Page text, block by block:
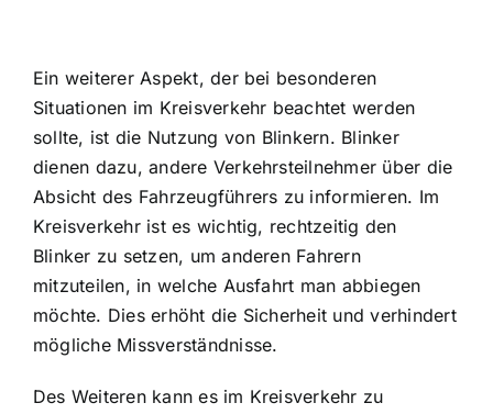
Ein weiterer Aspekt, der bei besonderen
Situationen im Kreisverkehr beachtet werden
sollte, ist die Nutzung von Blinkern. Blinker
dienen dazu, andere Verkehrsteilnehmer über die
Absicht des Fahrzeugführers zu informieren. Im
Kreisverkehr ist es wichtig, rechtzeitig den
Blinker zu setzen, um anderen Fahrern
mitzuteilen, in welche Ausfahrt man abbiegen
möchte. Dies erhöht die Sicherheit und verhindert
mögliche Missverständnisse.
Des Weiteren kann es im Kreisverkehr zu